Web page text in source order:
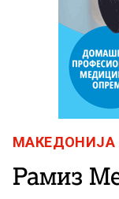
МАКЕДОНИЈА
Рамиз